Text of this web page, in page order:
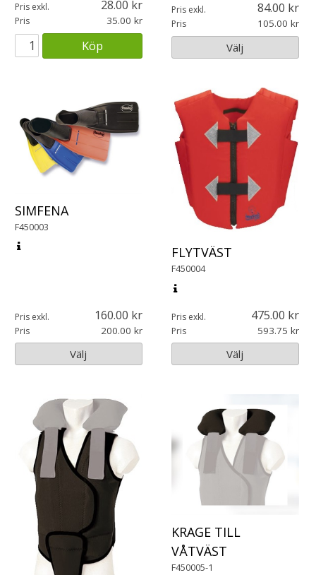
Pris exkl. 28.00
Pris 35.00
Köp
Pris exkl. 84.00
Pris 105.00
Välj
SIMFENA
F450003
Pris exkl. 160.00
Pris 200.00
Välj
FLYTVÄST
F450004
Pris exkl. 475.00
Pris 593.75
Välj
KRAGE TILL
VÅTVÄST
F450005-1